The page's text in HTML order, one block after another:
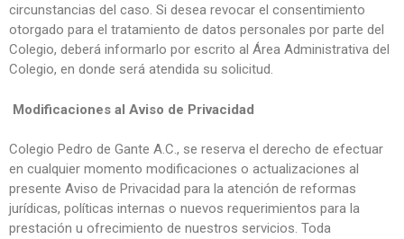
circunstancias del caso. Si desea revocar el consentimiento
otorgado para el tratamiento de datos personales por parte del
Colegio, deberá informarlo por escrito al Área Administrativa del
Colegio, en donde será atendida su solicitud.
Modificaciones al Aviso de Privacidad
Colegio Pedro de Gante A.C., se reserva el derecho de efectuar
en cualquier momento modificaciones o actualizaciones al
presente Aviso de Privacidad para la atención de reformas
jurídicas, políticas internas o nuevos requerimientos para la
prestación u ofrecimiento de nuestros servicios. Toda